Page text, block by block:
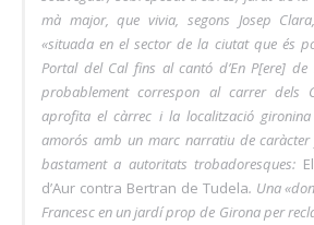
mà major, que vivia, segons Josep
«situada en el sector de la ciutat que és
Portal del Cal fins al cantó d’En P[ere]
probablement correspon al carrer dels
aprofita el càrrec i la localització
amorós amb un marc narratiu de
bastament a autoritats trobadoresques:
d’Aur contra Bertran de Tudela . Una
Francesc en un jardí prop de Girona per